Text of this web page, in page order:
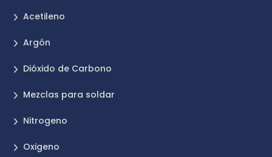
Acetileno
Argón
Dióxido de Carbono
Mezclas para soldar
Nitrogeno
Oxigeno